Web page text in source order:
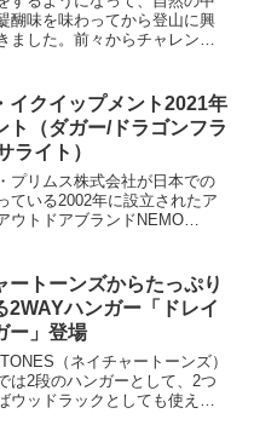
醐味を味わってから登山に興
ました。前々からチャレンジ
たので、その様子をご紹介し
イクイップメント2021年
ト（ダガー/ドラゴンフラ
ライト）
プリムス株式会社が日本での
ている2002年に設立されたア
ウトドアブランドNEMO
ました。それぞれの商品の詳
ーします。
ートーンズからたっぷり
2WAYハンガー「ドレイ
ー」登場
（ネイチャートーンズ）
は2段のハンガーとして、2つ
ウッドラックとしても使える